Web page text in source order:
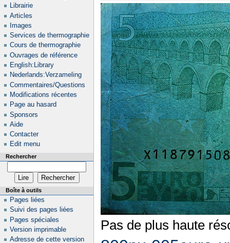
Pas de plus haute
Librairie
Articles
Images
Services de thermographie
Cours de thermographie
Ouvrages de référence
English:Library
Nederlands:Verzameling
Commentaires/Questions
Modifications récentes
Page au hasard
Sponsors
Aide
Contacter
Edit menu
Rechercher
Boîte à outils
Pages liées
Suivi des pages liées
Pages spéciales
Version imprimable
Adresse de cette version